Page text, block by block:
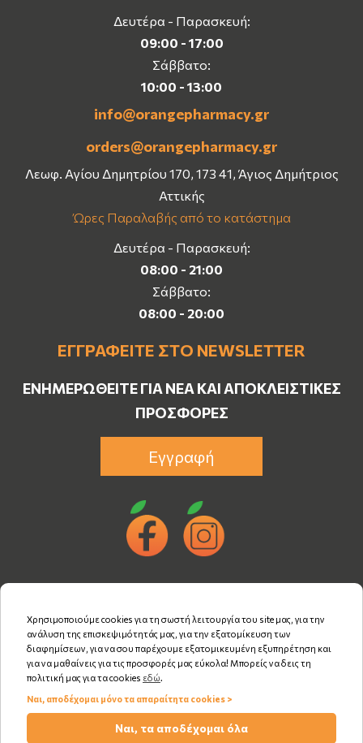
Δευτέρα - Παρασκευή:
09:00 - 17:00
Σάββατο:
10:00 - 13:00
info@orangepharmacy.gr
orders@orangepharmacy.gr
Λεωφ. Αγίου Δημητρίου 170, 173 41, Άγιος Δημήτριος
Αττικής
Ώρες Παραλαβής από το κατάστημα
Δευτέρα - Παρασκευή:
08:00 - 21:00
Σάββατο:
08:00 - 20:00
ΕΓΓΡΑΦΕΊΤΕ ΣΤΟ NEWSLETTER
ΕΝΗΜΕΡΩΘΕΊΤΕ ΓΙΑ ΝΈΑ ΚΑΙ ΑΠΟΚΛΕΙΣΤΙΚΈΣ
ΠΡΟΣΦΟΡΈΣ
Εγγραφή
Χρησιμοποιούμε cookies για τη σωστή λειτουργία του site μας, για την
ανάλυση της επισκεψιμότητάς μας, για την εξατομίκευση των
διαφημίσεων, για να σου παρέχουμε εξατομικευμένη εξυπηρέτηση και
για να μαθαίνεις για τις προσφορές μας εύκολα! Μπορείς να δεις τη
πολιτική μας για τα cookies εδώ.
Ναι, αποδέχομαι μόνο τα απαραίτητα cookies >
Ναι, τα αποδέχομαι όλα